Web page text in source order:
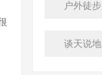
户外徒步
谈天说地